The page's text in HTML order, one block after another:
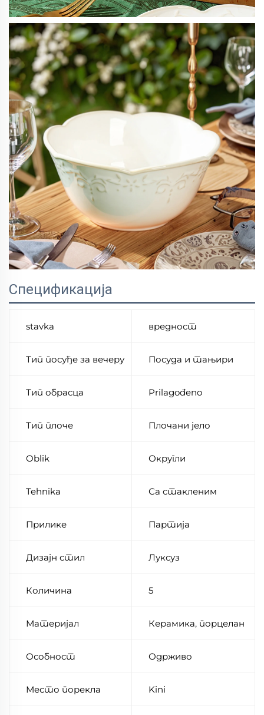
Спецификација
stavka вредност
Тип посуђе за вечеру Посуда и тањири
Тип обрасца Prilagođeno
Тип плоче Плочани јело
Oblik Округли
Tehnika Са стакленим
Прилике Партија
Дизајн стил Луксуз
Количина 5
Материјал Керамика, порцелан
Особност Одрживо
Место порекла Kini